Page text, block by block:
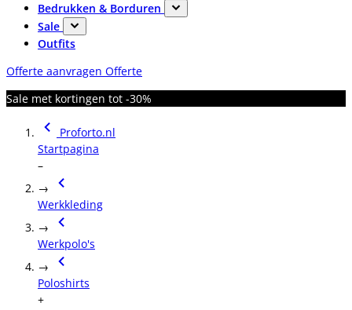
Bedrukken & Borduren
Sale
Outfits
Offerte aanvragen Offerte
Sale met kortingen tot -30%
Proforto.nl
Startpagina
–
→
Werkkleding
→
Werkpolo's
→
Poloshirts
+